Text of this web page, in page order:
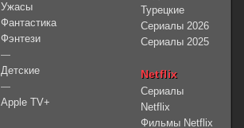
Ужасы
Фантастика
Фэнтези
—
Детские
—
Apple TV+
Турецкие
Сериалы 2026
Сериалы 2025
Netflix
Сериалы
Netflix
Фильмы Netflix